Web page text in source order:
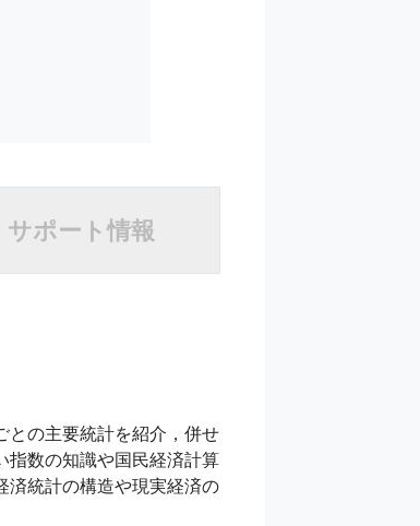
サポート情報
との主要統計を紹介，併せ
指数の知識や国民経済計算
済統計の構造や現実経済の